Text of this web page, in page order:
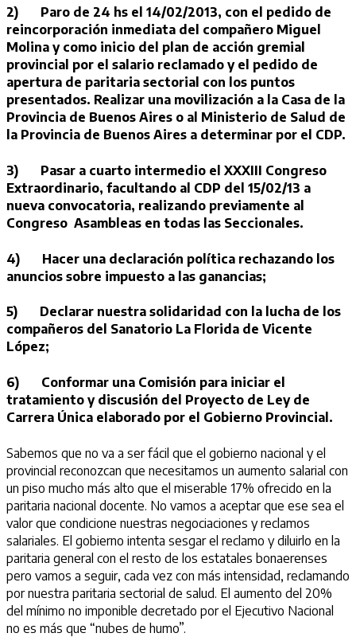
2) Paro de 24 hs el 14/02/2013, con el pedido de
reincorporación inmediata del compañero Miguel
Molina y como inicio del plan de acción gremial
provincial por el salario reclamado y el pedido de
apertura de paritaria sectorial con los puntos
presentados. Realizar una movilización a la Casa de la
Provincia de Buenos Aires o al Ministerio de Salud de
la Provincia de Buenos Aires a determinar por el CDP.
3) Pasar a cuarto intermedio el XXXIII Congreso
Extraordinario, facultando al CDP del 15/02/13 a
nueva convocatoria, realizando previamente al
Congreso Asambleas en todas las Seccionales.
4) Hacer una declaración política rechazando los
anuncios sobre impuesto a las ganancias;
5) Declarar nuestra solidaridad con la lucha de los
compañeros del Sanatorio La Florida de Vicente
López;
6) Conformar una Comisión para iniciar el
tratamiento y discusión del Proyecto de Ley de
Carrera Única elaborado por el Gobierno Provincial.
Sabemos que no va a ser fácil que el gobierno nacional y el
provincial reconozcan que necesitamos un aumento salarial con
un piso mucho más alto que el miserable 17% ofrecido en la
paritaria nacional docente. No vamos a aceptar que ese sea el
valor que condicione nuestras negociaciones y reclamos
salariales. El gobierno intenta sesgar el reclamo y diluirlo en la
paritaria general con el resto de los estatales bonaerenses
pero vamos a seguir, cada vez con más intensidad, reclamando
por nuestra paritaria sectorial de salud. El aumento del 20%
del mínimo no imponible decretado por el Ejecutivo Nacional
no es más que “nubes de humo”.